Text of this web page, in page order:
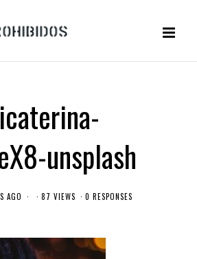
unsplash
AGO 87 VIEWS 0 RESPONSES